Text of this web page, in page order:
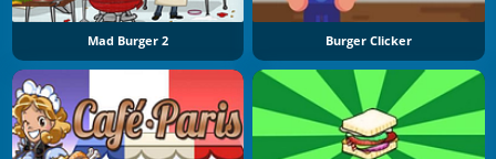
Mad Burger 2 Burger Clicker